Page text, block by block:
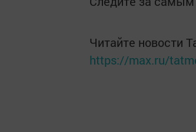
Читайте новости
https://max.ru/